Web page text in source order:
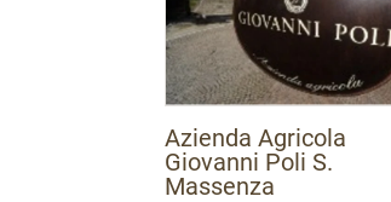
Azienda Agricola
Giovanni Poli S.
Massenza